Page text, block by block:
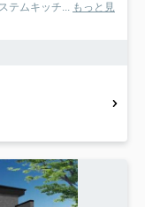
テムキッチ... もっと見